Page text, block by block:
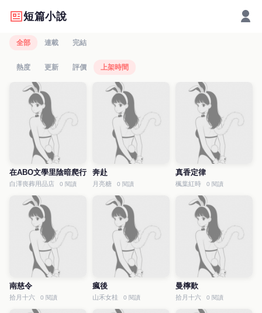
短篇小說
全部 連載 完結
熱度 更新 評價 上架時間
在ABO文學里陰暗爬行
白澤喪葬用品店 0 閱讀
奔赴
月亮糖 0 閱讀
真香定律
楓葉紅時 0 閱讀
南慈令
拾月十六 0 閱讀
瘋後
山禾女桂 0 閱讀
曼檸歎
拾月十六 0 閱讀